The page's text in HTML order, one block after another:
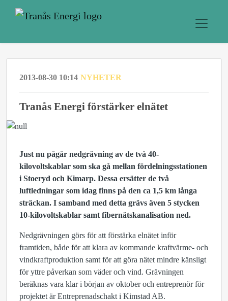
2013-08-30 10:14 NYHETER
Tranås Energi förstärker elnätet
Just nu pågår nedgrävning av de två 40-
kilovoltskablar som ska gå mellan fördelningsstationen
i Stoeryd och Kimarp. Dessa ersätter de två
luftledningar som idag finns på den ca 1,5 km långa
sträckan. I samband med detta grävs även 5 stycken
10-kilovoltskablar samt fibernätskanalisation ned.
Nedgrävningen görs för att förstärka elnätet inför
framtiden, både för att klara av kommande kraftvärme- och
vindkraftproduktion samt för att göra nätet mindre känsligt
för yttre påverkan som väder och vind. Grävningen
beräknas vara klar i början av oktober och entreprenör för
projektet är Entreprenadschakt i Kimstad AB.